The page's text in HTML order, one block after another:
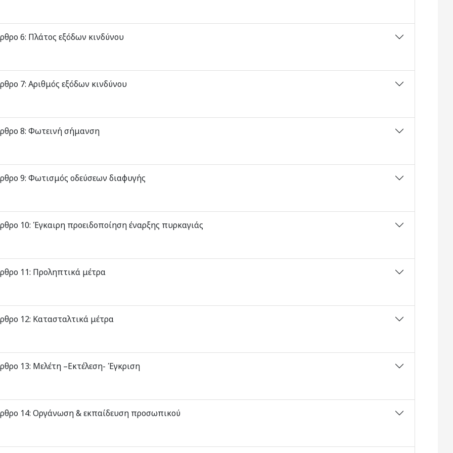
6: Πλάτος εξόδων κινδύνου
7: Αριθμός εξόδων κινδύνου
8: Φωτεινή σήμανση
9: Φωτισμός οδεύσεων διαφυγής
10: Έγκαιρη προειδοποίηση έναρξης πυρκαγιάς
11: Προληπτικά μέτρα
12: Κατασταλτικά μέτρα
13: Μελέτη –Εκτέλεση- Έγκριση
14: Οργάνωση & εκπαίδευση προσωπικού